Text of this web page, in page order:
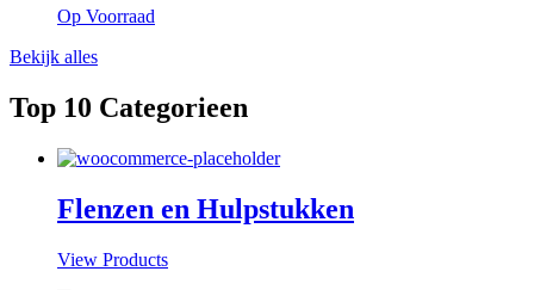
Op Voorraad
Bekijk alles
Top 10 Categorieen
Flenzen en Hulpstukken
View Products